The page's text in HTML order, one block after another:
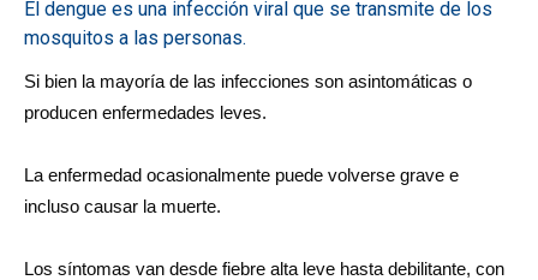
El dengue es una infección viral que se transmite de los
mosquitos a las personas.
Si bien la mayoría de las infecciones son asintomáticas o
producen enfermedades leves.
La enfermedad ocasionalmente puede volverse grave e
incluso causar la muerte.
Los síntomas van desde fiebre alta leve hasta debilitante, con